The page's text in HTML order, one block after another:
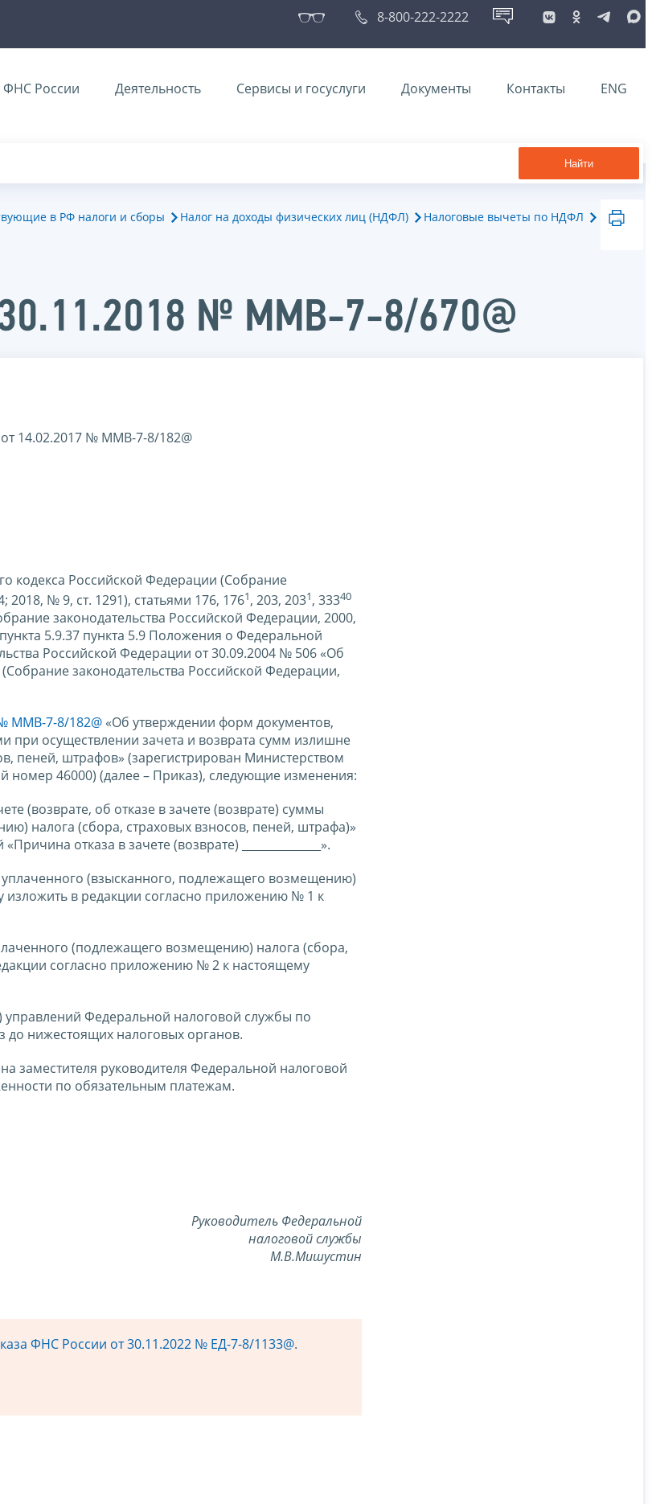
8-800-222-2222
ФНС России Деятельность Сервисы и госуслуги Документы Контакты ENG
Найти
в РФ налоги и сборы Налог на доходы физических лиц (НДФЛ)
Налоговые вычеты по НДФЛ
№ ММВ-7-8/670@
14.02.2017 № ММВ-7-8/182@
кодекса Российской Федерации (Собрание
№ 9, ст. 1291), статьями 176, 1761, 203, 2031, 33340
законодательства Российской Федерации, 2000,
5.9.37 пункта 5.9 Положения о Федеральной
Российской Федерации от 30.09.2004 № 506 «Об
законодательства Российской Федерации,
ММВ-7-8/182@ «Об утверждении форм документов,
осуществлении зачета и возврата сумм излишне
пеней, штрафов» (зарегистрирован Министерством
номер 46000) (далее – Приказ), следующие изменения:
(возврате, об отказе в зачете (возврате) суммы
налога (сбора, страховых взносов, пеней, штрафа)»
отказа в зачете (возврате) ______________».
(взысканного, подлежащего возмещению)
изложить в редакции согласно приложению № 1 к
(подлежащего возмещению) налога (сбора,
согласно приложению № 2 к настоящему
Федеральной налоговой службы по
до нижестоящих налоговых органов.
заместителя руководителя Федеральной налоговой
по обязательным платежам.
Руководитель Федеральной
налоговой службы
М.В.Мишустин
ФНС России от 30.11.2022 № ЕД-7-8/1133@.